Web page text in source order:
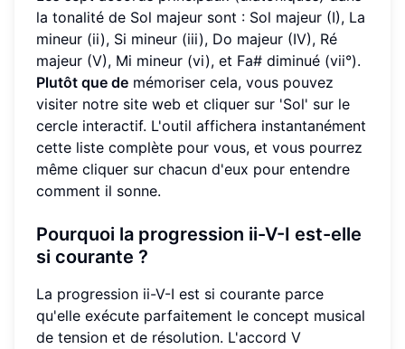
la tonalité de Sol majeur sont : Sol majeur (I), La
mineur (ii), Si mineur (iii), Do majeur (IV), Ré
majeur (V), Mi mineur (vi), et Fa# diminué (vii°).
Plutôt que de mémoriser cela, vous pouvez
visiter notre site web et cliquer sur 'Sol' sur le
cercle interactif. L'outil affichera instantanément
cette liste complète pour vous, et vous pourrez
même cliquer sur chacun d'eux pour entendre
comment il sonne.
Pourquoi la progression ii-V-I est-elle
si courante ?
La progression ii-V-I est si courante parce
qu'elle exécute parfaitement le concept musical
de tension et de résolution. L'accord V